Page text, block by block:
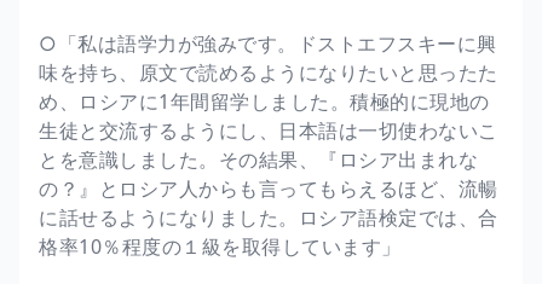
○「私は語学力が強みです。ドストエフスキーに興
味を持ち、原文で読めるようになりたいと思ったた
め、ロシアに1年間留学しました。積極的に現地の
生徒と交流するようにし、日本語は一切使わないこ
とを意識しました。その結果、『ロシア出まれな
の？』とロシア人からも言ってもらえるほど、流暢
に話せるようになりました。ロシア語検定では、合
格率10％程度の１級を取得しています」